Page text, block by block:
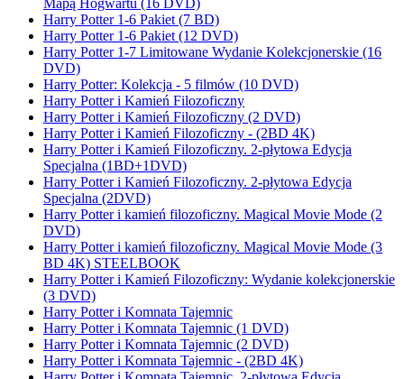
Mapą Hogwartu (16 DVD)
Harry Potter 1-6 Pakiet (7 BD)
Harry Potter 1-6 Pakiet (12 DVD)
Harry Potter 1-7 Limitowane Wydanie Kolekcjonerskie (16
DVD)
Harry Potter: Kolekcja - 5 filmów (10 DVD)
Harry Potter i Kamień Filozoficzny
Harry Potter i Kamień Filozoficzny (2 DVD)
Harry Potter i Kamień Filozoficzny - (2BD 4K)
Harry Potter i Kamień Filozoficzny. 2-płytowa Edycja
Specjalna (1BD+1DVD)
Harry Potter i Kamień Filozoficzny. 2-płytowa Edycja
Specjalna (2DVD)
Harry Potter i kamień filozoficzny. Magical Movie Mode (2
DVD)
Harry Potter i kamień filozoficzny. Magical Movie Mode (3
BD 4K) STEELBOOK
Harry Potter i Kamień Filozoficzny: Wydanie kolekcjonerskie
(3 DVD)
Harry Potter i Komnata Tajemnic
Harry Potter i Komnata Tajemnic (1 DVD)
Harry Potter i Komnata Tajemnic (2 DVD)
Harry Potter i Komnata Tajemnic - (2BD 4K)